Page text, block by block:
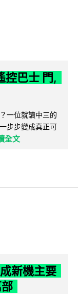
控巴士 門,
一位就讀中三的
步步變成真正可
全文
新機主要